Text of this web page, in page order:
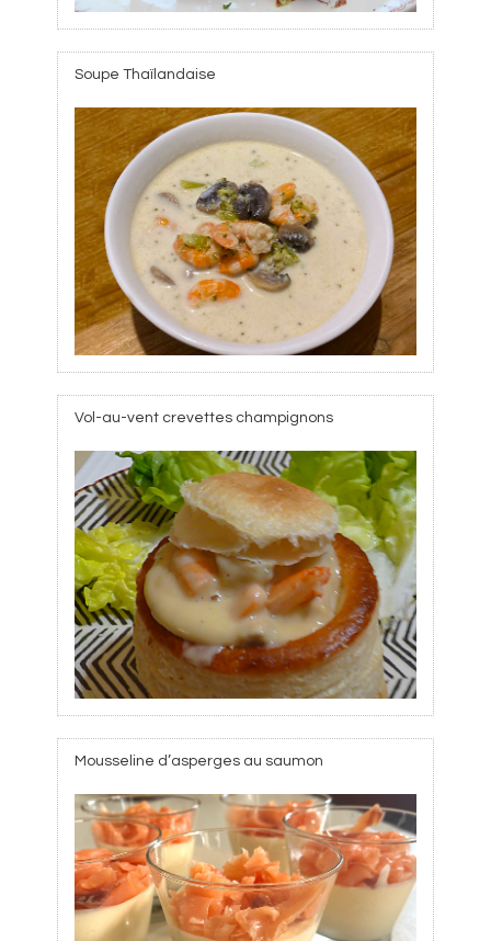
Soupe Thaïlandaise
Vol-au-vent crevettes champignons
Mousseline d’asperges au saumon